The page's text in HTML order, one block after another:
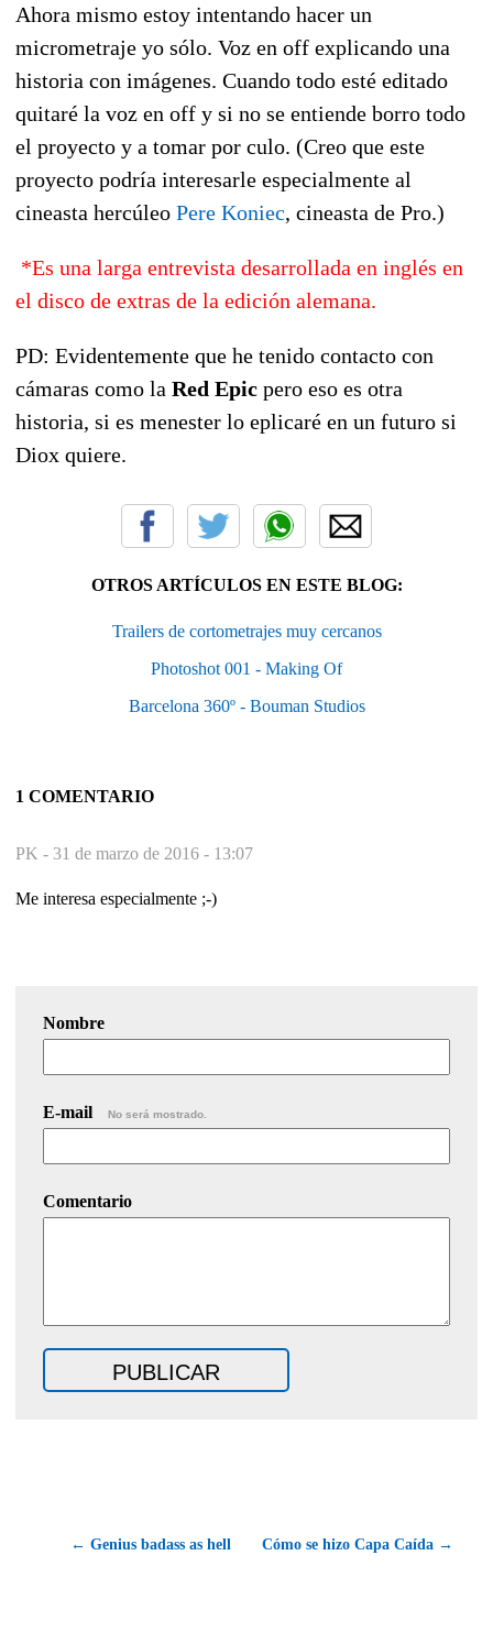
Ahora mismo estoy intentando hacer un
micrometraje yo sólo. Voz en off explicando una
historia con imágenes. Cuando todo esté editado
quitaré la voz en off y si no se entiende borro todo
el proyecto y a tomar por culo. (Creo que este
proyecto podría interesarle especialmente al
cineasta hercúleo Pere Koniec, cineasta de Pro.)
*Es una larga entrevista desarrollada en inglés en
el disco de extras de la edición alemana.
PD: Evidentemente que he tenido contacto con
cámaras como la Red Epic pero eso es otra
historia, si es menester lo eplicaré en un futuro si
Diox quiere.
OTROS ARTÍCULOS EN ESTE BLOG:
Trailers de cortometrajes muy cercanos
Photoshot 001 - Making Of
Barcelona 360º - Bouman Studios
1 COMENTARIO
PK - 31 de marzo de 2016 - 13:07
Me interesa especialmente ;-)
Nombre
E-mail No será mostrado.
Comentario
← Genius badass as hell Cómo se hizo Capa Caída →